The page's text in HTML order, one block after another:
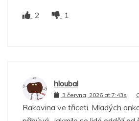
2 1
hloubal
3 června, 2026 at 7:43s
Rakovina ve třiceti. Mladých